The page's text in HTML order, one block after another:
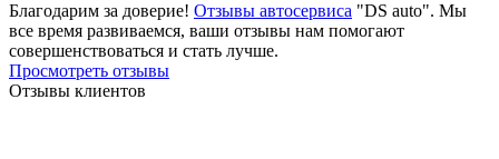
Благодарим за доверие! Отзывы автосервиса "DS auto". Мы
все время развиваемся, ваши отзывы нам помогают
совершенствоваться и стать лучше.
Просмотреть отзывы
Отзывы клиентов